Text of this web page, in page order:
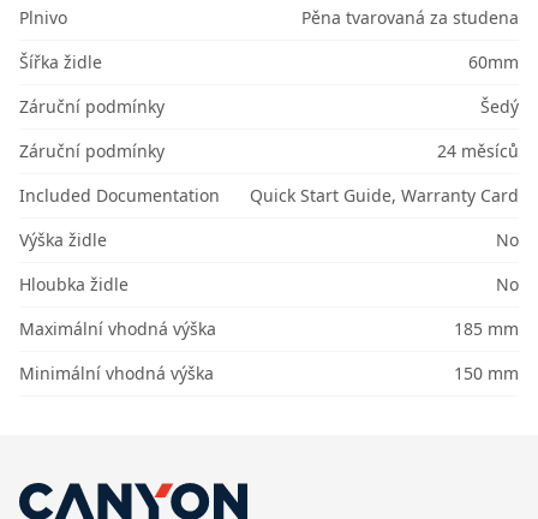
Plnivo
Pěna tvarovaná za studena
Šířka židle
60mm
Záruční podmínky
Šedý
Záruční podmínky
24 měsíců
Included Documentation
Quick Start Guide, Warranty Card
Výška židle
No
Hloubka židle
No
Maximální vhodná výška
185 mm
Minimální vhodná výška
150 mm